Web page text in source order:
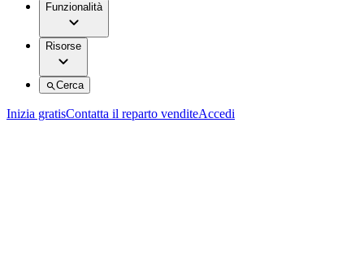
Funzionalità
Risorse
Cerca
Inizia gratisContatta il reparto venditeAccedi